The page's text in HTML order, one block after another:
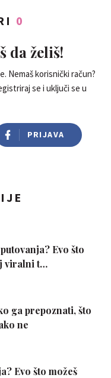
0
da želiš!
Nemaš korisnički račun?
se i uključi se u
PRIJAVA
Evo što
viralni t…
ga prepoznati, što
ne
Evo što možeš